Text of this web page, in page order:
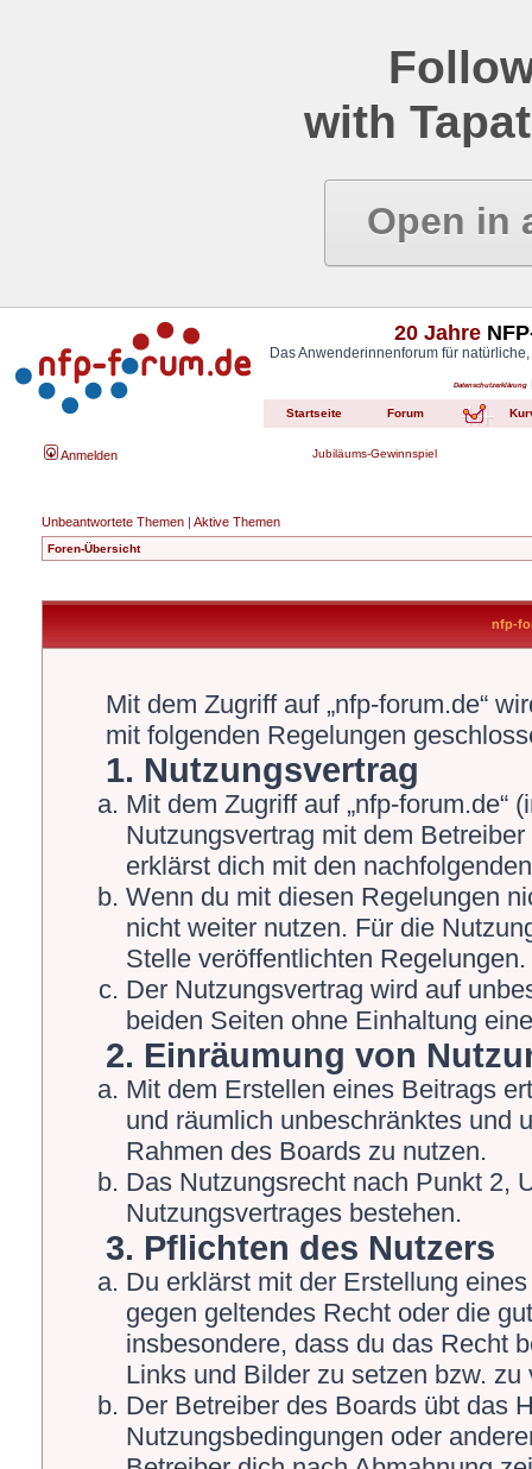
with
Open in
20 Jahre
Das Anwenderinnenforum für
Datenschutzerklärung
Startseite Forum
Anmelden Jubiläums-Gewinnspiel
Unbeantwortete Themen | Aktive Themen
Foren-Übersicht
nfp-
Mit dem Zugriff auf „nfp-forum.de“
mit folgenden Regelungen
1. Nutzungsvertrag
Mit dem Zugriff auf „nfp-forum.de“
Nutzungsvertrag mit dem
erklärst dich mit den
Wenn du mit diesen Regelungen
nicht weiter nutzen. Für die
Stelle veröffentlichten Regelungen.
Der Nutzungsvertrag wird auf
beiden Seiten ohne Einhaltung
2. Einräumung von
Mit dem Erstellen eines Beitrags
und räumlich unbeschränktes und
Rahmen des Boards zu nutzen.
Das Nutzungsrecht nach Punkt 2,
Nutzungsvertrages bestehen.
3. Pflichten des Nutzers
Du erklärst mit der Erstellung
gegen geltendes Recht oder die
insbesondere, dass du das Recht
Links und Bilder zu setzen bzw. zu
Der Betreiber des Boards übt das
Nutzungsbedingungen oder